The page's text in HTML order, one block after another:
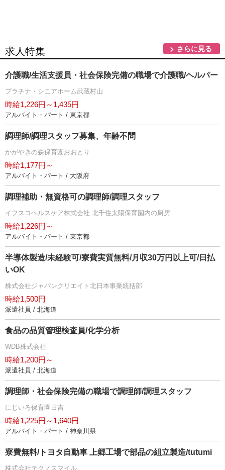
求人特集 さらに見る
介護職/生活支援員・社会保険完備の職場で介護職/ヘルパー
プラチナ・シニアホーム武蔵村山
時給1,226円～1,435円
アルバイト・パート / 東京都
調理師/調理スタッフ募集、年齢不問
かがやきの森保育園おおとり
時給1,177円～
アルバイト・パート / 大阪府
調理補助・無資格可の調理師/調理スタッフ
イフスコヘルスケア株式会社 北千住太陽保育園内の厨房
時給1,226円～
アルバイト・パート / 東京都
半導体製造/未経験可/寮費実質無料/月収30万円以上可/日払
いOK
株式会社ジャパンクリエイト北日本事業統括部
時給1,500円
派遣社員 / 北海道
食品の品質管理検査員/化学分析
WDB株式会社
時給1,200円～
派遣社員 / 北海道
調理師・社会保険完備の職場で調理師/調理スタッフ
にじいろ保育園日吉
時給1,225円～1,640円
アルバイト・パート / 神奈川県
寮費無料/トヨタ自動車 上郷工場で部品の組立製造/tutumi
株式会社テクノスマイル